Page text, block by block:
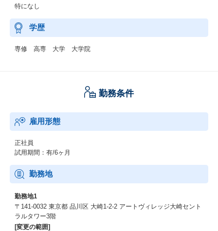
特になし
学歴
専修 高専 大学 大学院
勤務条件
雇用形態
正社員
試用期間：有/6ヶ月
勤務地
勤務地1
〒141-0032 東京都 品川区 大崎1-2-2 アートヴィレッジ大崎セント
ラルタワー3階
[変更の範囲]